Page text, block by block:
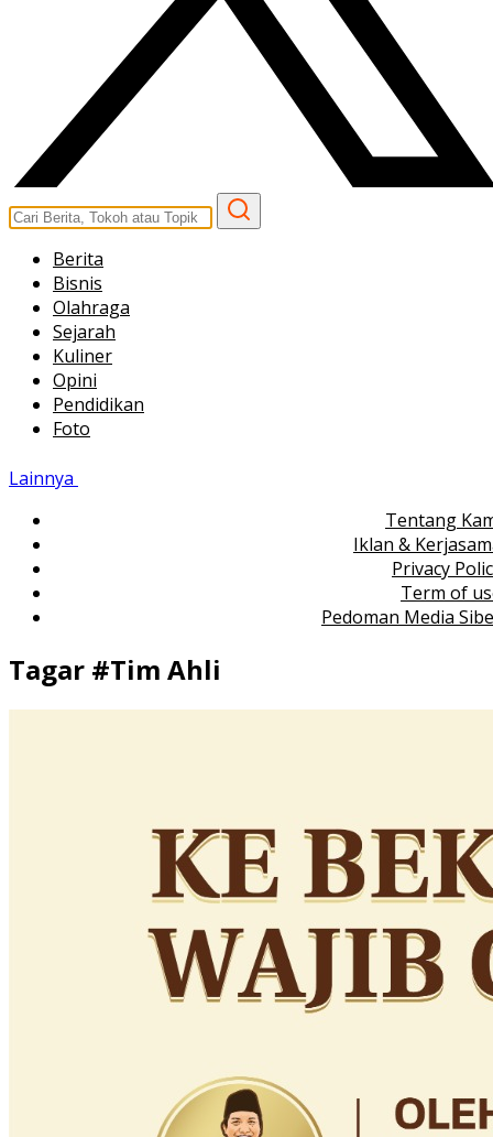
Berita
Bisnis
Olahraga
Sejarah
Kuliner
Opini
Pendidikan
Foto
Lainnya
Tentang
Iklan &
Privacy
Term of
Pedoman Media
Tagar #Tim Ahli